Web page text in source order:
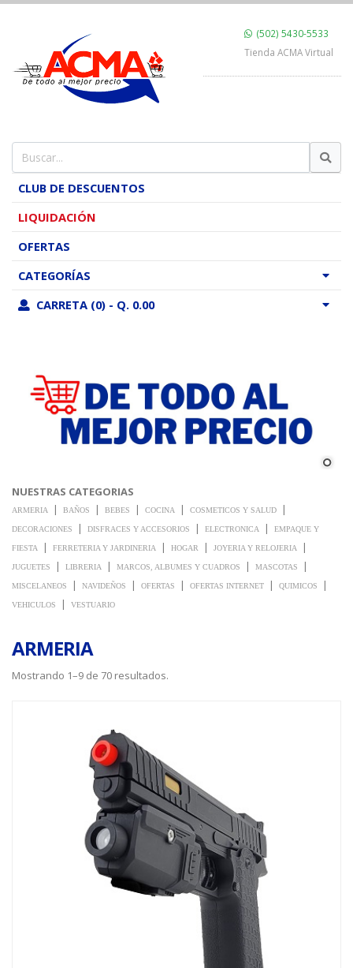
(502) 5430-5533
Tienda ACMA Virtual
CLUB DE DESCUENTOS
LIQUIDACIÓN
OFERTAS
CATEGORÍAS
CARRETA (0) - Q. 0.00
NUESTRAS CATEGORIAS
ARMERIA | BAÑOS | BEBES | COCINA | COSMETICOS Y SALUD |
DECORACIONES | DISFRACES Y ACCESORIOS | ELECTRONICA | EMPAQUE Y
FIESTA | FERRETERIA Y JARDINERIA | HOGAR | JOYERIA Y RELOJERIA |
JUGUETES | LIBRERIA | MARCOS, ALBUMES Y CUADROS | MASCOTAS |
MISCELANEOS | NAVIDEÑOS | OFERTAS | OFERTAS INTERNET | QUIMICOS |
VEHICULOS | VESTUARIO
ARMERIA
Mostrando 1–9 de 70 resultados.